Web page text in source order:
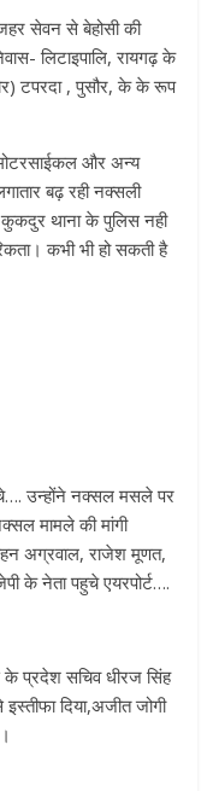
सेवन से बेहोसी की
लिटाइपालि, रायगढ़ के
टपरदा , पुसौर, के के रूप
मोटरसाईकल और अन्य
बढ़ रही नक्सली
थाना के पुलिस नही
कभी भी हो सकती है
उन्होंने नक्सल मसले पर
मामले की मांगी
अग्रवाल, राजेश मूणत,
के नेता पहुचे एयरपोर्ट….
के प्रदेश सचिव धीरज सिंह
दिया,अजीत जोगी